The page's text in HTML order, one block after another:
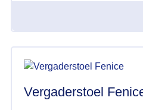
Vergaderstoel